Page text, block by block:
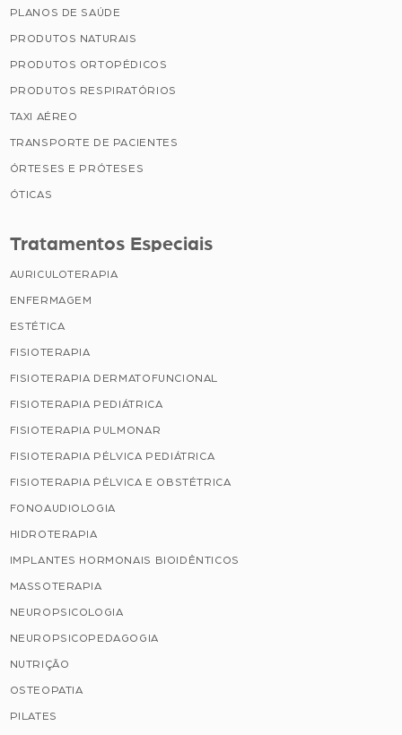
PLANOS DE SAÚDE
PRODUTOS NATURAIS
PRODUTOS ORTOPÉDICOS
PRODUTOS RESPIRATÓRIOS
TAXI AÉREO
TRANSPORTE DE PACIENTES
ÓRTESES E PRÓTESES
ÓTICAS
Tratamentos Especiais
AURICULOTERAPIA
ENFERMAGEM
ESTÉTICA
FISIOTERAPIA
FISIOTERAPIA DERMATOFUNCIONAL
FISIOTERAPIA PEDIÁTRICA
FISIOTERAPIA PULMONAR
FISIOTERAPIA PÉLVICA PEDIÁTRICA
FISIOTERAPIA PÉLVICA E OBSTÉTRICA
FONOAUDIOLOGIA
HIDROTERAPIA
IMPLANTES HORMONAIS BIOIDÊNTICOS
MASSOTERAPIA
NEUROPSICOLOGIA
NEUROPSICOPEDAGOGIA
NUTRIÇÃO
OSTEOPATIA
PILATES